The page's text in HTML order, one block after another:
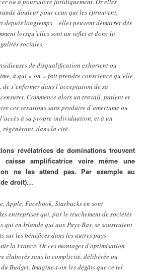
douleur pour ceux qui les éprouvent,
depuis longtemps – elles peuvent démarrer dès
lorsqu’elles sont un reflet et donc la
sociales.
de disqualification exhortent ou
à qui « on » fait prendre conscience qu’elle
s’enfermer dans l’acceptation de sa
Commence alors un travail, patient et
ces vexations sans produire d’amertume ou
à sa propre individuation, et à un
régénérant, dans la cité.
révélatrices de dominations trouvent
amplificatrice voire même une
ne les attend pas. Par exemple au
droit)…
Apple, Facebook, Starbucks en sont
entreprises qui, par le truchement de sociétés
qui en Irlande qui aux Pays-Bas, se soustraient
sur les bénéfices dans les autres pays
la France. Or ces montages d’optimisation
élaborés sans la complicité, délibérée ou
Budget. Imagine-t-on les dégâts que ce tel